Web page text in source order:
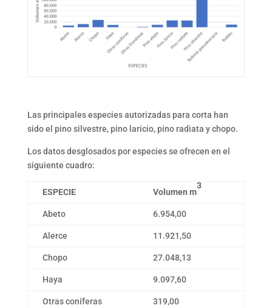
Las principales especies autorizadas para corta han
sido el pino silvestre, pino laricio, pino radiata y chopo.
Los datos desglosados por especies se ofrecen en el
siguiente cuadro:
ESPECIE Volumen m
3
Abeto 6.954,00
Alerce 11.921,50
Chopo 27.048,13
Haya 9.097,60
Otras coníferas 319,00